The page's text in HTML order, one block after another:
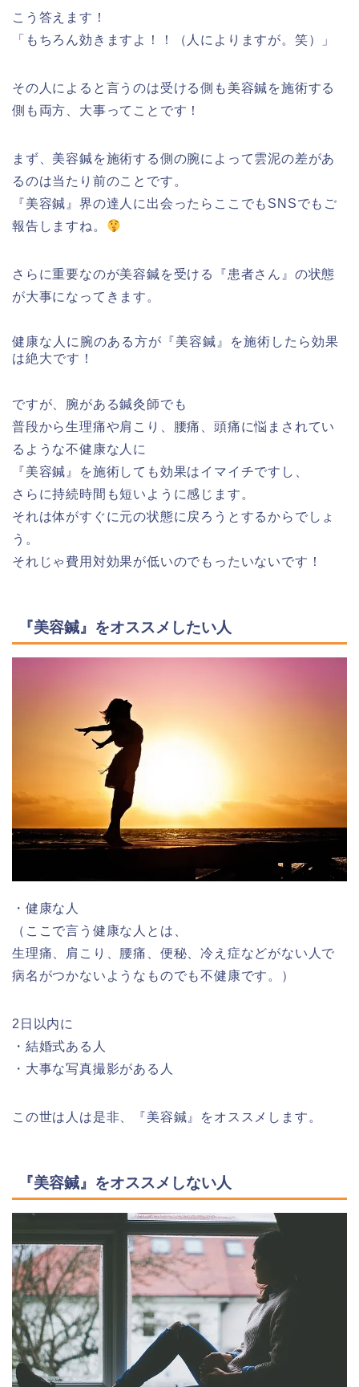
こう答えます！
「もちろん効きますよ！！（人によりますが。笑）」
その人によると言うのは受ける側も美容鍼を施術する
側も両方、大事ってことです！
まず、美容鍼を施術する側の腕によって雲泥の差があ
るのは当たり前のことです。
『美容鍼』界の達人に出会ったらここでもSNSでもご
報告しますね。
さらに重要なのが美容鍼を受ける『患者さん』の状態
が大事になってきます。
健康な人に腕のある方が『美容鍼』を施術したら効果
は絶大です！
ですが、腕がある鍼灸師でも
普段から生理痛や肩こり、腰痛、頭痛に悩まされてい
るような不健康な人に
『美容鍼』を施術しても効果はイマイチですし、
さらに持続時間も短いように感じます。
それは体がすぐに元の状態に戻ろうとするからでしょ
う。
それじゃ費用対効果が低いのでもったいないです！
『美容鍼』をオススメしたい人
・健康な人
（ここで言う健康な人とは、
生理痛、肩こり、腰痛、便秘、冷え症などがない人で
病名がつかないようなものでも不健康です。）
2日以内に
・結婚式ある人
・大事な写真撮影がある人
この世は人は是非、『美容鍼』をオススメします。
『美容鍼』をオススメしない人